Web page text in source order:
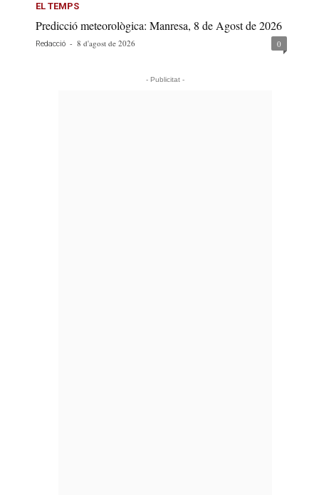
EL TEMPS
Predicció meteorològica: Manresa, 8 de Agost de 2026
Redacció - 8 d'agost de 2026 0
- Publicitat -